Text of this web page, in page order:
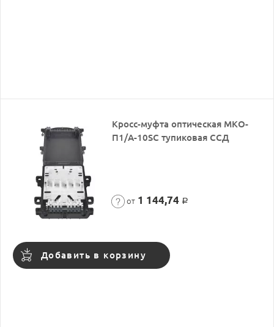
Кросс-муфта оптическая МКО-
П1/A-10SC тупиковая ССД
от 1 144,74 Р
Добавить в корзину